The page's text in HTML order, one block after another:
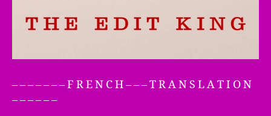
– – – – – – – F R E N C H – – – T R A N S L A T I O N
– – – – – –